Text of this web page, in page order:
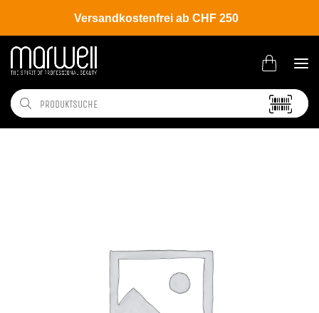
Versandkostenfrei ab CHF 250
Shop Hair Haartechnologien Sets